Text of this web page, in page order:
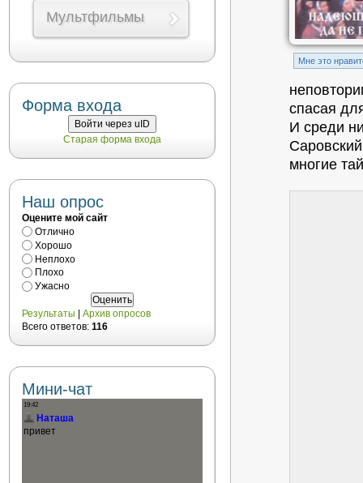
Mне это
спасая
И среди
многие
Мультфильмы
Форма входа
Войти через uID
Старая форма входа
Наш опрос
Оцените мой сайт
Отлично
Хорошо
Неплохо
Плохо
Ужасно
Результаты
Архив опросов
Всего ответов: 116
Мини-чат